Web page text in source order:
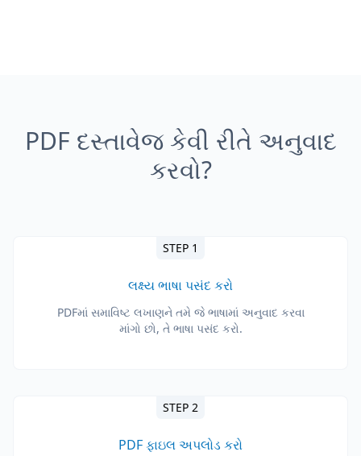
PDF દસ્તાવેજ કેવી રીતે અનુવાદ
કરવો?
STEP 1
લક્ષ્ય ભાષા પસંદ કરો
PDFમાં સમાવિષ્ટ લખાણને તમે જે ભાષામાં અનુવાદ કરવા
માંગો છો, તે ભાષા પસંદ કરો.
STEP 2
PDF ફાઇલ અપલોડ કરો